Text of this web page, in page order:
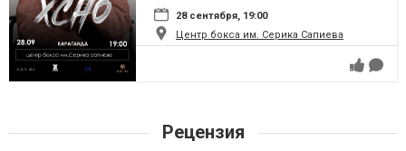
28 сентября, 19:00
Центр бокса им. Серика Сапиева
Рецензия